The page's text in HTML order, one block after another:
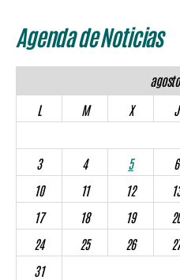
Agenda de Noticias
L
M X J
3
4 5 6
10
11 12
17
18 19
24
25 26
31